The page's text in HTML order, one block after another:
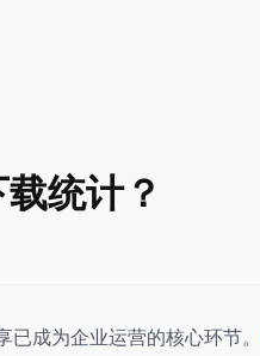
统计？
成为企业运营的核心环节。